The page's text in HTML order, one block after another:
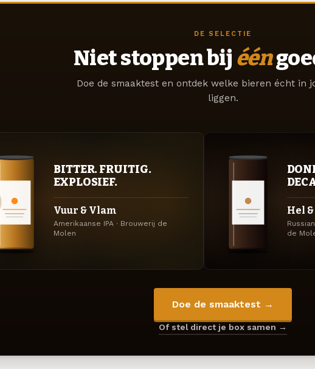
DE SELECTIE
Niet stoppen bij één
Doe de smaaktest en ontdek welke bieren écht in
liggen.
BITTER. FRUITIG.
EXPLOSIEF.
Vuur & Vlam
Amerikaanse IPA · Brouwerij de
Molen
Hel
de
Doe de smaaktest →
Of stel direct je box samen →